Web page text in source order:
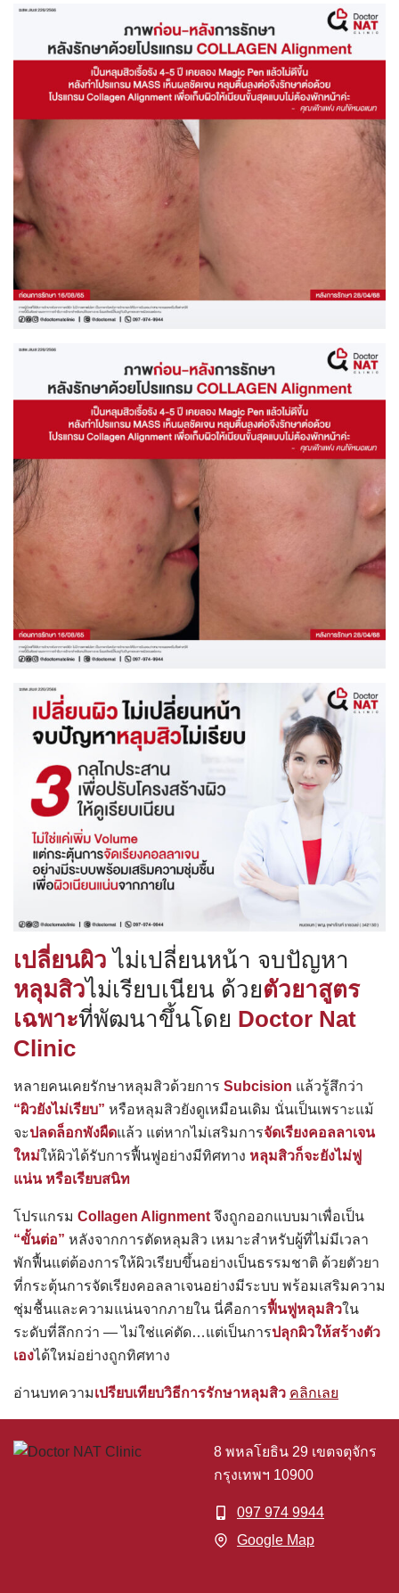
เปลี่ยนผิว ไม่เปลี่ยนหน้า จบปัญหา
หลุมสิวไม่เรียบเนียน ด้วยตัวยาสูตร
เฉพาะที่พัฒนาขึ้นโดย Doctor Nat
Clinic
หลายคนเคยรักษาหลุมสิวด้วยการ Subcision แล้วรู้สึกว่า
“ผิวยังไม่เรียบ” หรือหลุมสิวยังดูเหมือนเดิม นั่นเป็นเพราะแม้
จะปลดล็อกพังผืดแล้ว แต่หากไม่เสริมการจัดเรียงคอลลาเจน
ใหม่ให้ผิวได้รับการฟื้นฟูอย่างมีทิศทาง หลุมสิวก็จะยังไม่ฟู
แน่น หรือเรียบสนิท
โปรแกรม Collagen Alignment จึงถูกออกแบบมาเพื่อเป็น
“ขั้นต่อ” หลังจากการตัดหลุมสิว เหมาะสำหรับผู้ที่ไม่มีเวลา
พักฟื้นแต่ต้องการให้ผิวเรียบขึ้นอย่างเป็นธรรมชาติ ด้วยตัวยา
ที่กระตุ้นการจัดเรียงคอลลาเจนอย่างมีระบบ พร้อมเสริมความ
ชุ่มชื้นและความแน่นจากภายใน นี่คือการฟื้นฟูหลุมสิวใน
ระดับที่ลึกกว่า — ไม่ใช่แค่ตัด…แต่เป็นการปลุกผิวให้สร้างตัว
เองได้ใหม่อย่างถูกทิศทาง
อ่านบทความเปรียบเทียบวิธีการรักษาหลุมสิว คลิกเลย
8 พหลโยธิน 29 เขตจตุจักร
กรุงเทพฯ 10900
097 974 9944
Google Map